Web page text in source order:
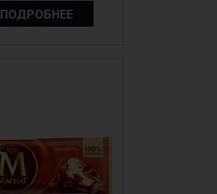
ПОДРОБНЕЕ